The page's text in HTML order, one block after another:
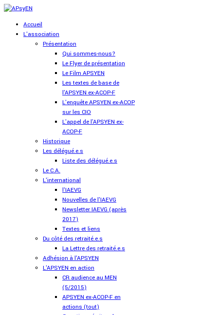
Accueil
L'association
Présentation
Qui sommes-nous?
Le Flyer de présentation
Le Film APSYEN
Les textes de base de
l'APSYEN ex-ACOP-F
L'enquête APSYEN ex-ACOP
sur les CIO
L'appel de l'APSYEN ex-
ACOP-F
Historique
Les délégué.e.s
Liste des délégué.e.s
Le C.A.
L'international
l'IAEVG
Nouvelles de l'IAEVG
Newsletter IAEVG (après
2017)
Textes et liens
Du côté des retraité.e.s
La Lettre des retraité.e.s
Adhésion à l'APSYEN
L'APSYEN en action
CR audience au MEN
(5/2015)
APSYEN ex-ACOP-F en
actions (tout)